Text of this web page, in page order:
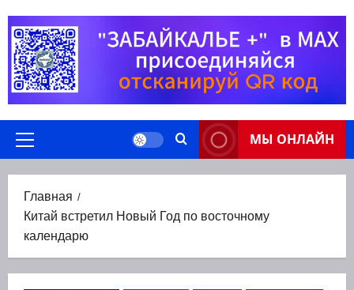
содержимому
Основное
МЫ ОНЛАЙН
Главная
Китай встретил Новый Год по восточному
календарю